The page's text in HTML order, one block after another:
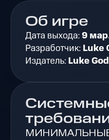
Об игре
Дата выхода:9
Разработчик: Luke
Издатель: Luke